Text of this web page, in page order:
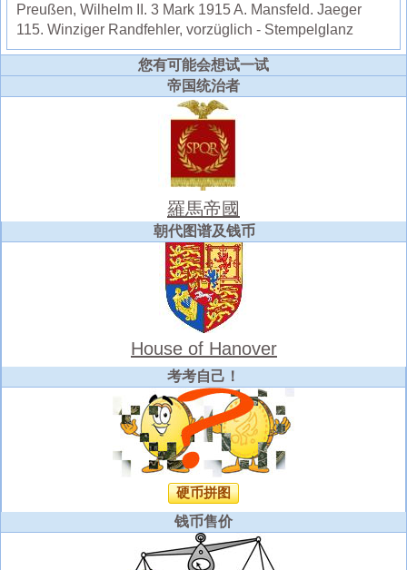
Preußen, Wilhelm II. 3 Mark 1915 A. Mansfeld. Jaeger
115. Winziger Randfehler, vorzüglich - Stempelglanz
您有可能会想试一试
帝国统治者
羅馬帝國
朝代图谱及钱币
House of Hanover
考考自己！
硬币拼图
钱币售价